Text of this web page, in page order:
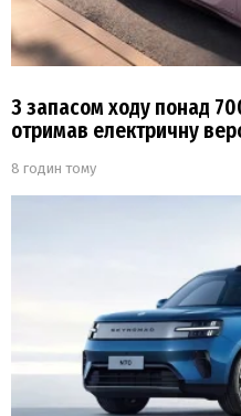
З запасом ходу понад
отримав електричну
8 годин тому